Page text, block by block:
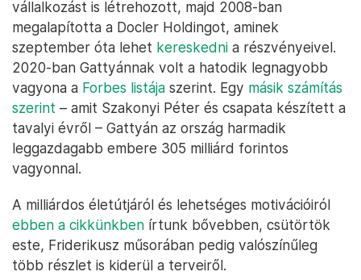
vállalkozást is létrehozott, majd 2008-ban
megalapította a Docler Holdingot, aminek
szeptember óta lehet kereskedni a részvényeivel.
2020-ban Gattyánnak volt a hatodik legnagyobb
vagyona a Forbes listája szerint. Egy másik számítás
szerint – amit Szakonyi Péter és csapata készített a
tavalyi évről – Gattyán az ország harmadik
leggazdagabb embere 305 milliárd forintos
vagyonnal.
A milliárdos életútjáról és lehetséges motivációiról
ebben a cikkünkben írtunk bővebben, csütörtök
este, Friderikusz műsorában pedig valószínűleg
több részlet is kiderül a terveiről.